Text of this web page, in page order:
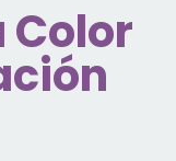
Color